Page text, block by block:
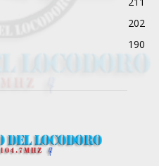
202
190